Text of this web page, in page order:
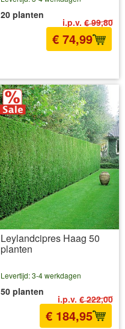
i.p.v. € 99,80
20 planten
€ 74,99
Leylandcipres Haag 50
planten
i.p.v. € 222,00
Levertijd: 3-4 werkdagen
50 planten
€ 184,95